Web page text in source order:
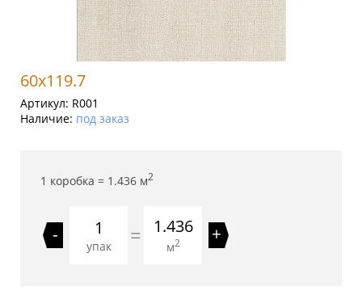
60x119.7
Артикул: R001
Наличие: под заказ
1 коробка = 1.436 м2
-
упак = 1.436
м2 +